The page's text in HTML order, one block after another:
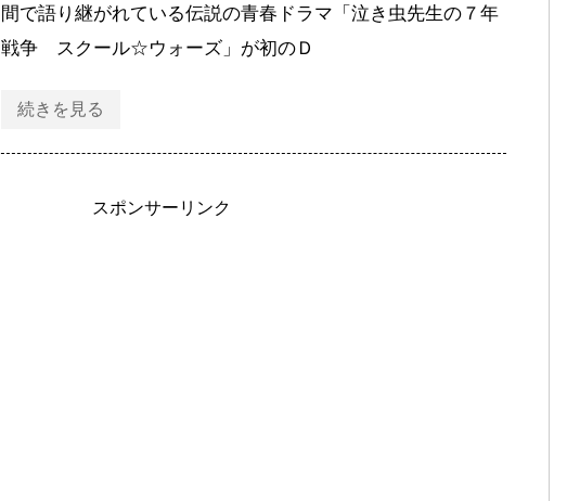
間で語り継がれている伝説の青春ドラマ「泣き虫先生の７年
戦争 スクール☆ウォーズ」が初のＤ
続きを見る
スポンサーリンク